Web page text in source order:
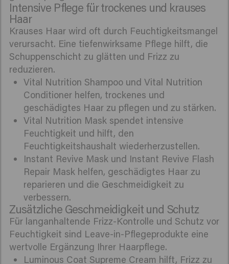
Intensive Pflege für trockenes und krauses
Haar
Krauses Haar wird oft durch Feuchtigkeitsmangel
verursacht. Eine tiefenwirksame Pflege hilft, die
Schuppenschicht zu glätten und Frizz zu
reduzieren.
Vital Nutrition Shampoo und Vital Nutrition
Conditioner helfen, trockenes und
geschädigtes Haar zu pflegen und zu stärken.
Vital Nutrition Mask spendet intensive
Feuchtigkeit und hilft, den
Feuchtigkeitshaushalt wiederherzustellen.
Instant Revive Mask und Instant Revive Flash
Repair Mask helfen, geschädigtes Haar zu
reparieren und die Geschmeidigkeit zu
verbessern.
Zusätzliche Geschmeidigkeit und Schutz
Für langanhaltende Frizz-Kontrolle und Schutz vor
Feuchtigkeit sind Leave-in-Pflegeprodukte eine
wertvolle Ergänzung Ihrer Haarpflege.
Luminous Coat Supreme Cream hilft, Frizz zu